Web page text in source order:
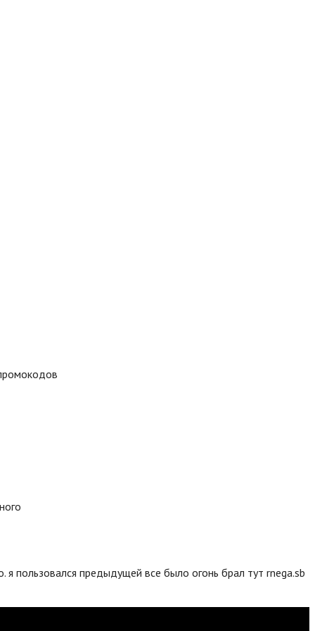
пользовался предыдущей все было огонь брал тут rnega.sb